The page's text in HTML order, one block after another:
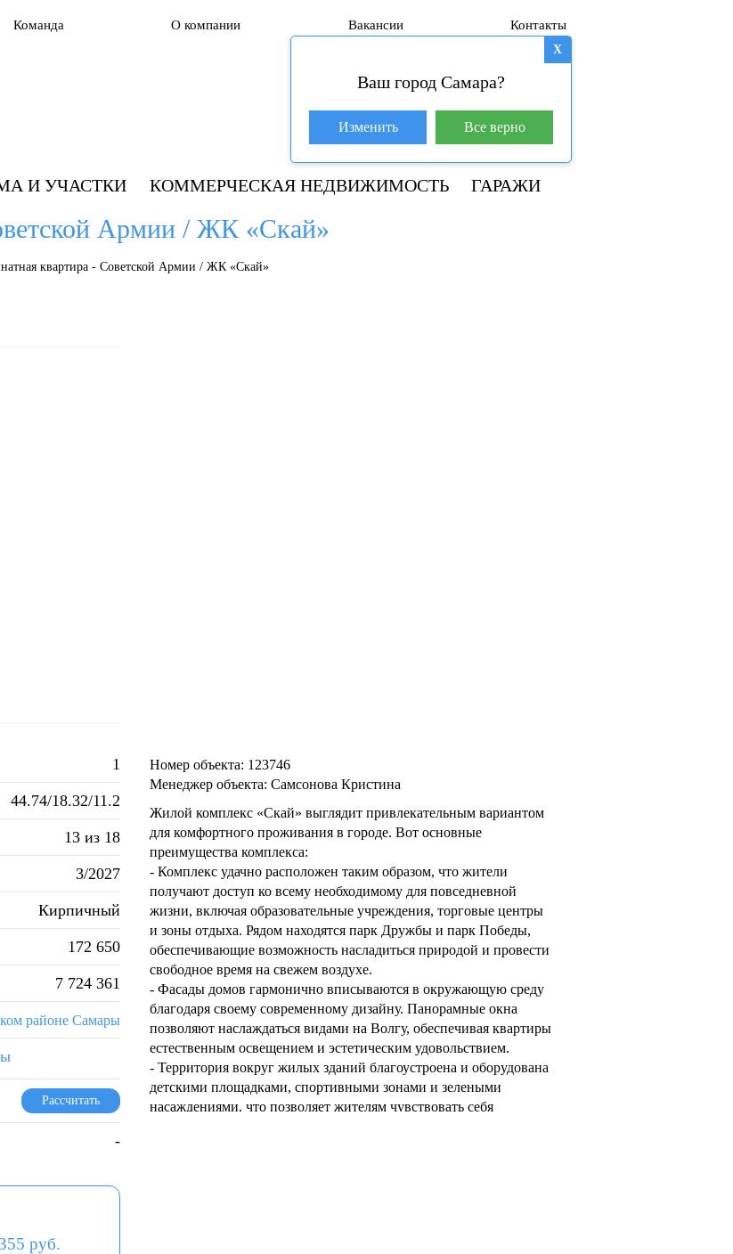
Команда О компании Вакансии Контакты
База покупателей (602)
+7 917 145-78-45
И УЧАСТКИ КОММЕРЧЕСКАЯ НЕДВИЖИМОСТЬ ГАРАЖИ
X
Ваш город Самара?
Изменить Все верно
Армии / ЖК «Скай»
квартира - Советской Армии / ЖК «Скай»
1
44.74/18.32/11.2
13 из 18
3/2027
Кирпичный
172 650
7 724 361
районе Самары
Рассчитать
-
руб.
Номер объекта: 123746
Менеджер объекта: Самсонова Кристина
Жилой комплекс «Скай» выглядит привлекательным вариантом
для комфортного проживания в городе. Вот основные
преимущества комплекса:
- Комплекс удачно расположен таким образом, что жители
получают доступ ко всему необходимому для повседневной
жизни, включая образовательные учреждения, торговые центры
и зоны отдыха. Рядом находятся парк Дружбы и парк Победы,
обеспечивающие возможность насладиться природой и провести
свободное время на свежем воздухе.
- Фасады домов гармонично вписываются в окружающую среду
благодаря своему современному дизайну. Панорамные окна
позволяют наслаждаться видами на Волгу, обеспечивая квартиры
естественным освещением и эстетическим удовольствием.
- Территория вокруг жилых зданий благоустроена и оборудована
детскими площадками, спортивными зонами и зелеными
насаждениями, что позволяет жителям чувствовать себя